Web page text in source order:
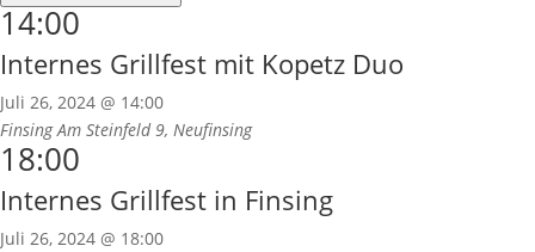
14:00
Internes Grillfest mit Kopetz Duo
Juli 26, 2024 @ 14:00
FinsingAm Steinfeld 9, Neufinsing
18:00
Internes Grillfest in Finsing
Juli 26, 2024 @ 18:00